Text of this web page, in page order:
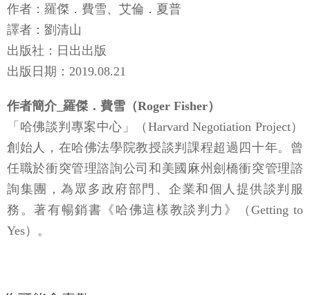
作者：羅傑．費雪、艾倫．夏普
譯者：劉清山
出版社：日出出版
出版日期：2019.08.21
作者簡介_羅傑．費雪（Roger Fisher）
「哈佛談判專案中心」（Harvard Negotiation Project）
創始人，在哈佛法學院教授談判課程超過四十年。曾
任職於衝突管理諮詢公司和美國麻州劍橋衝突管理諮
詢集團，為眾多政府部門、企業和個人提供談判服
務。著有暢銷書《哈佛這樣教談判力》（Getting to
Yes）。